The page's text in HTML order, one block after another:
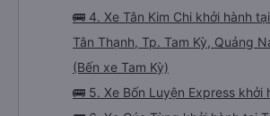
🚌 4. Xe Tân Kim Chi khởi hành
Tân Thạnh, Tp. Tam Kỳ, Quảng
(Bến xe Tam Kỳ)
🚌 5. Xe Bốn Luyện Express khởi